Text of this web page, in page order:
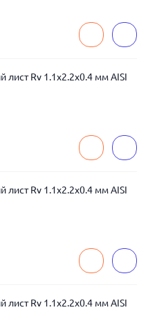
Rv 1.1x2.2x0.4 мм AISI
Rv 1.1x2.2x0.4 мм AISI
Rv 1.1x2.2x0.4 мм AISI